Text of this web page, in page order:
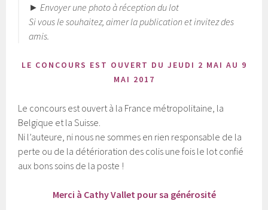
► Envoyer une photo à réception du lot
Si vous le souhaitez, aimer la publication et invitez des
amis.
LE CONCOURS EST OUVERT DU JEUDI 2 MAI AU 9
MAI 2017
Le concours est ouvert à la France métropolitaine, la
Belgique et la Suisse.
Ni l’auteure, ni nous ne sommes en rien responsable de la
perte ou de la détérioration des colis une fois le lot confié
aux bons soins de la poste !
Merci à Cathy Vallet pour sa générosité